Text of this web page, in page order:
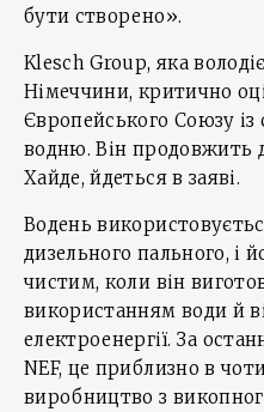
бути створено».
Klesch Group, яка
Німеччини, критично
Європейського Союзу із
водню. Він продовжить
Хайде, йдеться в заяві.
Водень
дизельного пального, і
чистим, коли він
використанням води й
електроенергії. За
NEF, це приблизно в
виробництво з